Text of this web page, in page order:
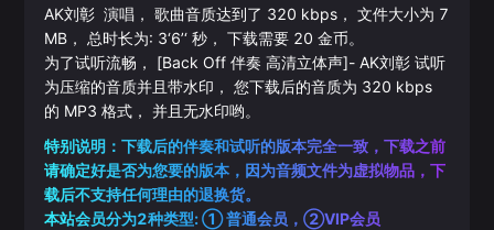
AK刘彰 演唱， 歌曲音质达到了 320 kbps， 文件大小为 7
MB， 总时长为: 3‘6’‘秒， 下载需要 20 金币。
为了试听流畅， [Back Off 伴奏 高清立体声]- AK刘彰 试听
为压缩的音质并且带水印， 您下载后的音质为 320 kbps
的 MP3 格式， 并且无水印哟。
特别说明：下载后的伴奏和试听的版本完全一致，下载之前
请确定好是否为您要的版本，因为音频文件为虚拟物品，下
载后不支持任何理由的退换货。
本站会员分为2种类型: ① 普通会员，②VIP会员